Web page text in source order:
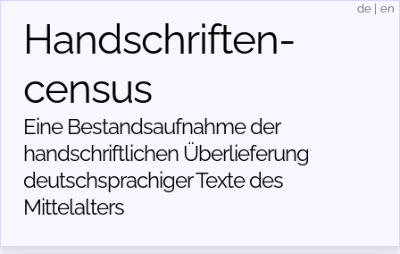
Handschriften­
census
Eine Bestandsaufnahme der
handschriftlichen Über­lieferung
deutschsprachiger Texte des
Mittelalters
de en